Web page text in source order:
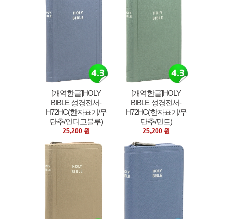
[개역한글]HOLY
BIBLE 성경전서-
H72HC(한자표기/무
단추/인디고블루)
25,200 원
[개역한글]HOLY
BIBLE 성경전서-
H72HC(한자표기/무
단추/민트)
25,200 원